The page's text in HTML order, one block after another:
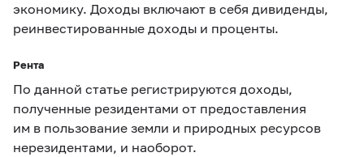
экономику. Доходы включают в себя дивиденды,
реинвестированные доходы и проценты.
Рента
По данной статье регистрируются доходы,
полученные резидентами от предоставления
им в пользование земли и природных ресурсов
нерезидентами, и наоборот.